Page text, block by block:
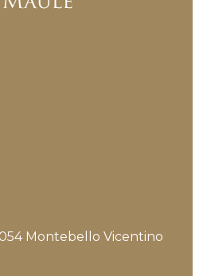
Montebello Vicentino